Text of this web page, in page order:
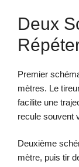
Deux
Premier
mètres. Le
facilite une
recule souvent
Deuxième
mètre, puis tir